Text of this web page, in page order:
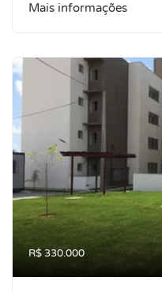
Mais informações
R$ 330.000